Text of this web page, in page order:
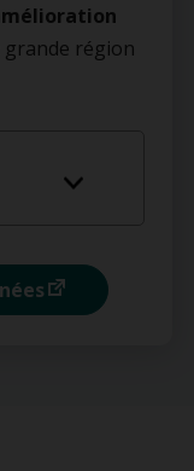
grande région